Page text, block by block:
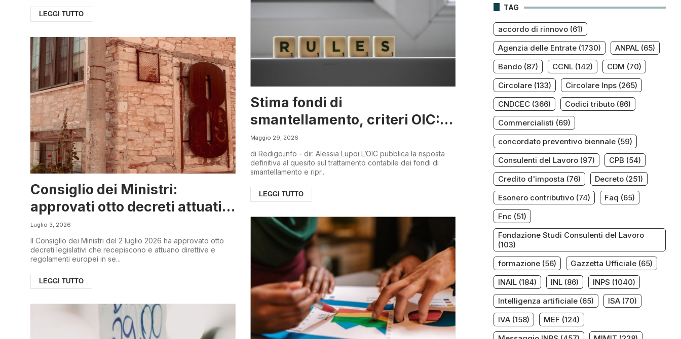
LEGGI TUTTO
Consiglio dei Ministri:
approvati otto decreti attuativi
di norme europee
Luglio 3, 2026
Il Consiglio dei Ministri del 2 luglio 2026 ha approvato otto
decreti legislativi che recepiscono e attuano direttive e
regolamenti europei in se...
LEGGI TUTTO
Stima fondi di
smantellamento, criteri OIC:
principi applicativi confermati
Maggio 29, 2026
di Redigo.info - dir. Alessia Lupoi L’OIC pubblica la risposta
definitiva al quesito sul trattamento contabile dei fondi di
smantellamento e ripr...
LEGGI TUTTO
TAG
accordo di rinnovo(61)
Agenzia delle Entrate(1730) ANPAL(65)
Bando(87) CCNL(142) CDM (70)
Circolare(133) Circolare Inps(265)
CNDCEC(366) Codici tributo(86)
Commercialisti (69)
concordato preventivo biennale(59)
Consulenti del Lavoro(97) CPB (54)
Credito d'imposta (76) Decreto(251)
Esonero contributivo(74) Faq (65)
Fnc (51)
Fondazione Studi Consulenti del Lavoro
(103)
formazione(56) Gazzetta Ufficiale(65)
INAIL(184) INL(86) INPS (1040)
Intelligenza artificiale(65) ISA(70)
IVA(158) MEF (124)